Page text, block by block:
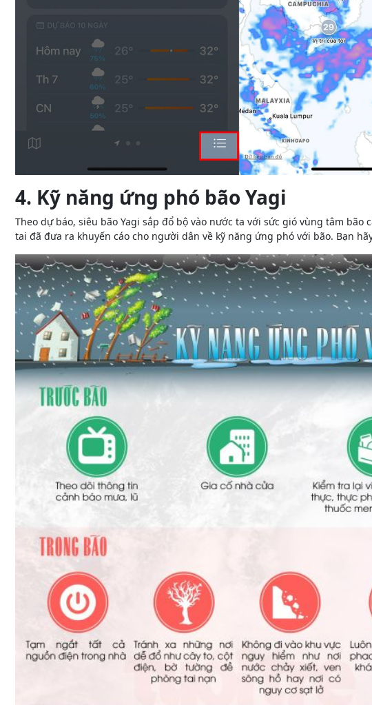
4. Kỹ năng ứng phó bão Yagi
Theo dự báo, siêu bão Yagi sắp đổ bộ vào nước ta với sức gió vùng tâm
tai đã đưa ra khuyến cáo cho người dân về kỹ năng ứng phó với bão. Bạn